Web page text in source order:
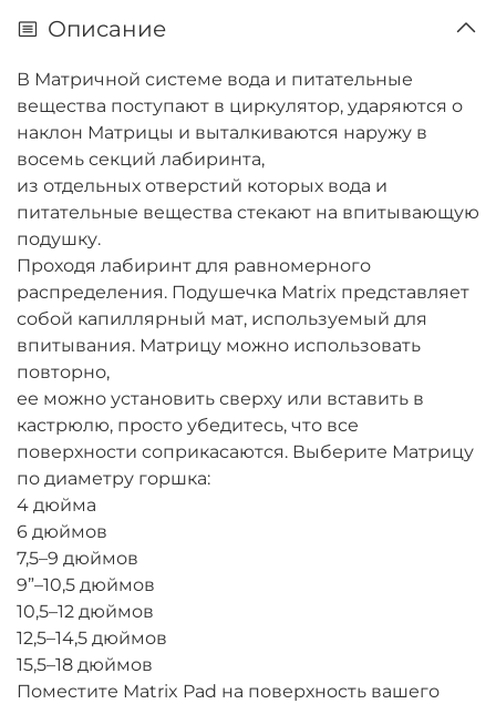
Описание
В Матричной системе вода и питательные
вещества поступают в циркулятор, ударяются о
наклон Матрицы и выталкиваются наружу в
восемь секций лабиринта,
из отдельных отверстий которых вода и
питательные вещества стекают на впитывающую
подушку.
Проходя лабиринт для равномерного
распределения. Подушечка Matrix представляет
собой капиллярный мат, используемый для
впитывания. Матрицу можно использовать
повторно,
ее можно установить сверху или вставить в
кастрюлю, просто убедитесь, что все
поверхности соприкасаются. Выберите Матрицу
по диаметру горшка:
4 дюйма
6 дюймов
7,5–9 дюймов
9”–10,5 дюймов
10,5–12 дюймов
12,5–14,5 дюймов
15,5–18 дюймов
Поместите Matrix Pad на поверхность вашего